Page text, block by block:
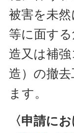
被害を未
等に面す
造又は補
造）の撤
ます。
〈申請に